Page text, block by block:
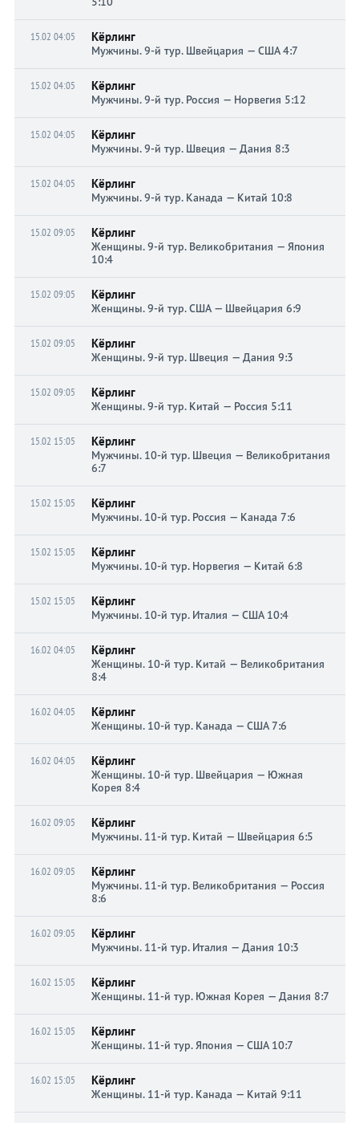
15.02 04:05 Кёрлинг
Мужчины. 9-й тур. Швейцария — США 4:7
15.02 04:05 Кёрлинг
Мужчины. 9-й тур. Россия — Норвегия 5:12
15.02 04:05 Кёрлинг
Мужчины. 9-й тур. Швеция — Дания 8:3
15.02 04:05 Кёрлинг
Мужчины. 9-й тур. Канада — Китай 10:8
15.02 09:05 Кёрлинг
Женщины. 9-й тур. Великобритания — Япония
10:4
15.02 09:05 Кёрлинг
Женщины. 9-й тур. США — Швейцария 6:9
15.02 09:05 Кёрлинг
Женщины. 9-й тур. Швеция — Дания 9:3
15.02 09:05 Кёрлинг
Женщины. 9-й тур. Китай — Россия 5:11
15.02 15:05 Кёрлинг
Мужчины. 10-й тур. Швеция — Великобритания
6:7
15.02 15:05 Кёрлинг
Мужчины. 10-й тур. Россия — Канада 7:6
15.02 15:05 Кёрлинг
Мужчины. 10-й тур. Норвегия — Китай 6:8
15.02 15:05 Кёрлинг
Мужчины. 10-й тур. Италия — США 10:4
16.02 04:05 Кёрлинг
Женщины. 10-й тур. Китай — Великобритания
8:4
16.02 04:05 Кёрлинг
Женщины. 10-й тур. Канада — США 7:6
16.02 04:05 Кёрлинг
Женщины. 10-й тур. Швейцария — Южная
Корея 8:4
16.02 09:05 Кёрлинг
Мужчины. 11-й тур. Китай — Швейцария 6:5
16.02 09:05 Кёрлинг
Мужчины. 11-й тур. Великобритания — Россия
8:6
16.02 09:05 Кёрлинг
Мужчины. 11-й тур. Италия — Дания 10:3
16.02 15:05 Кёрлинг
Женщины. 11-й тур. Южная Корея — Дания 8:7
16.02 15:05 Кёрлинг
Женщины. 11-й тур. Япония — США 10:7
16.02 15:05 Кёрлинг
Женщины. 11-й тур. Канада — Китай 9:11